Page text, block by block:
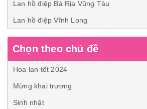
Lan hồ điệp Bà Rịa Vũng Tàu
Lan hồ điệp Vĩnh Long
Chọn theo chủ đề
Hoa lan tết 2024
Mừng khai trương
Sinh nhật